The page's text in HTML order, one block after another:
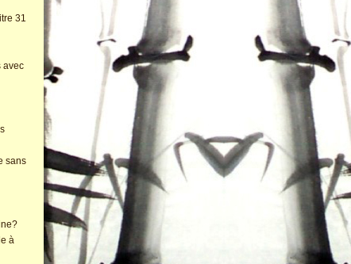
31
avec
sans
à